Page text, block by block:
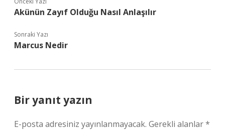
Akünün Zayıf Olduğu Nasıl Anlaşılır
Sonraki Yazı
Marcus Nedir
Bir yanıt yazın
E-posta adresiniz yayınlanmayacak. Gerekli alanlar*